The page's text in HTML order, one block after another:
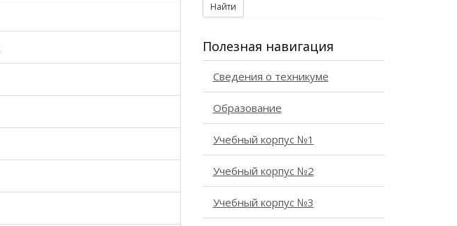
Найти
Полезная навигация
Сведения о техникуме
Образование
Учебный корпус №1
Учебный корпус №2
Учебный корпус №3